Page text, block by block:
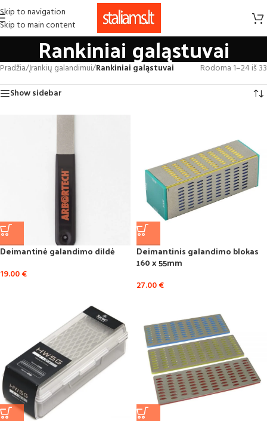
Skip to navigation
Skip to main content
Rankiniai galąstuvai
Pradžia/Įrankių galandimui/Rankiniai galąstuvai
Rodoma 1–24 iš 33
Show sidebar
Deimantinė galandimo dildė
19.00€
Deimantinis galandimo blokas
160 x 55mm
27.00€